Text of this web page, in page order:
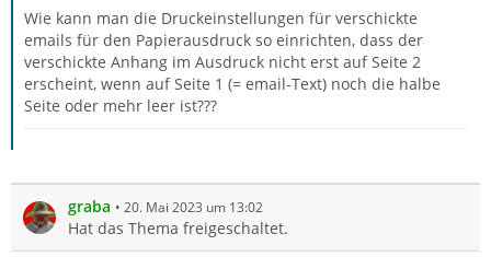
Wie kann man die Druckeinstellungen für verschickte
emails für den Papierausdruck so einrichten, dass der
verschickte Anhang im Ausdruck nicht erst auf Seite 2
erscheint, wenn auf Seite 1 (= email-Text) noch die halbe
Seite oder mehr leer ist???
graba 20. Mai 2023 um 13:02
Hat das Thema freigeschaltet.